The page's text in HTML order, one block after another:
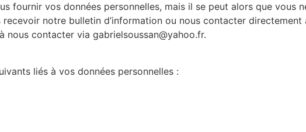
fournir vos données personnelles, mais il se peut alors que vous
notre bulletin d’information ou nous contacter
contacter via gabrielsoussan@yahoo.fr.
liés à vos données personnelles :